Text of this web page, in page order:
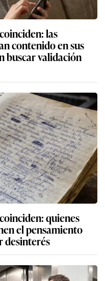
las
contenido en sus
buscar validación
quienes
el pensamiento
desinterés